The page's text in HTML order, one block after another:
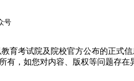
育考试院及院校官方公布的正式信
，如您对内容、版权等问题存在